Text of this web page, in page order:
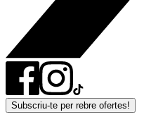
Subscriu-te per rebre ofertes!